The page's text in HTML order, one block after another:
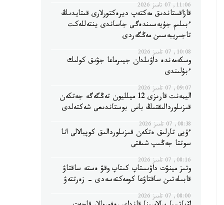
11:06, 07 تامىز 2026
قازاقستاندىق مەكتەپ ديرەكتورلارى قىتايدىڭ
ءبىلىم جۇيەسىندەگى جاساندى ينتەللەكت
تاجىريبەسىن مەڭگەردى
10:08, 07 تامىز 2026
وسكەمەندە داۋىلدان جيىرماعا جۋىق كولىك
ءبۇلىندى
09:07, 07 تامىز 2026
اليمەنت قارىزى 12 ميلليون تەڭگەگە جەتكەن
قىزىلوردالىقتىڭ باس بوستاندىعى شەكتەلدى
08:38, 07 تامىز 2026
ءۇيى تارلىق ەتكەن قىزىلوردالىق كوپبالالى انا
سوتتا جەڭىپ شىقتى
08:16, 07 تامىز 2026
وتىز مينۋت داۋىستاپ كىتاپ وقۋ ەستە ساقتاۋ
قابىلەتىن ساقتاۋعا كومەكتەسەدى - زەرتتەۋ
08:00, 07 تامىز 2026